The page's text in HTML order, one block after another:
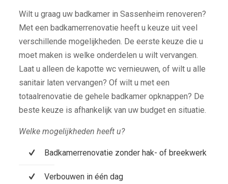
Wilt u graag uw badkamer in Sassenheim renoveren?
Met een badkamerrenovatie heeft u keuze uit veel
verschillende mogelijkheden. De eerste keuze die u
moet maken is welke onderdelen u wilt vervangen.
Laat u alleen de kapotte wc vernieuwen, of wilt u alle
sanitair laten vervangen? Of wilt u met een
totaalrenovatie de gehele badkamer opknappen? De
beste keuze is afhankelijk van uw budget en situatie.
Welke mogelijkheden heeft u?
Badkamerrenovatie zonder hak- of breekwerk
Verbouwen in één dag